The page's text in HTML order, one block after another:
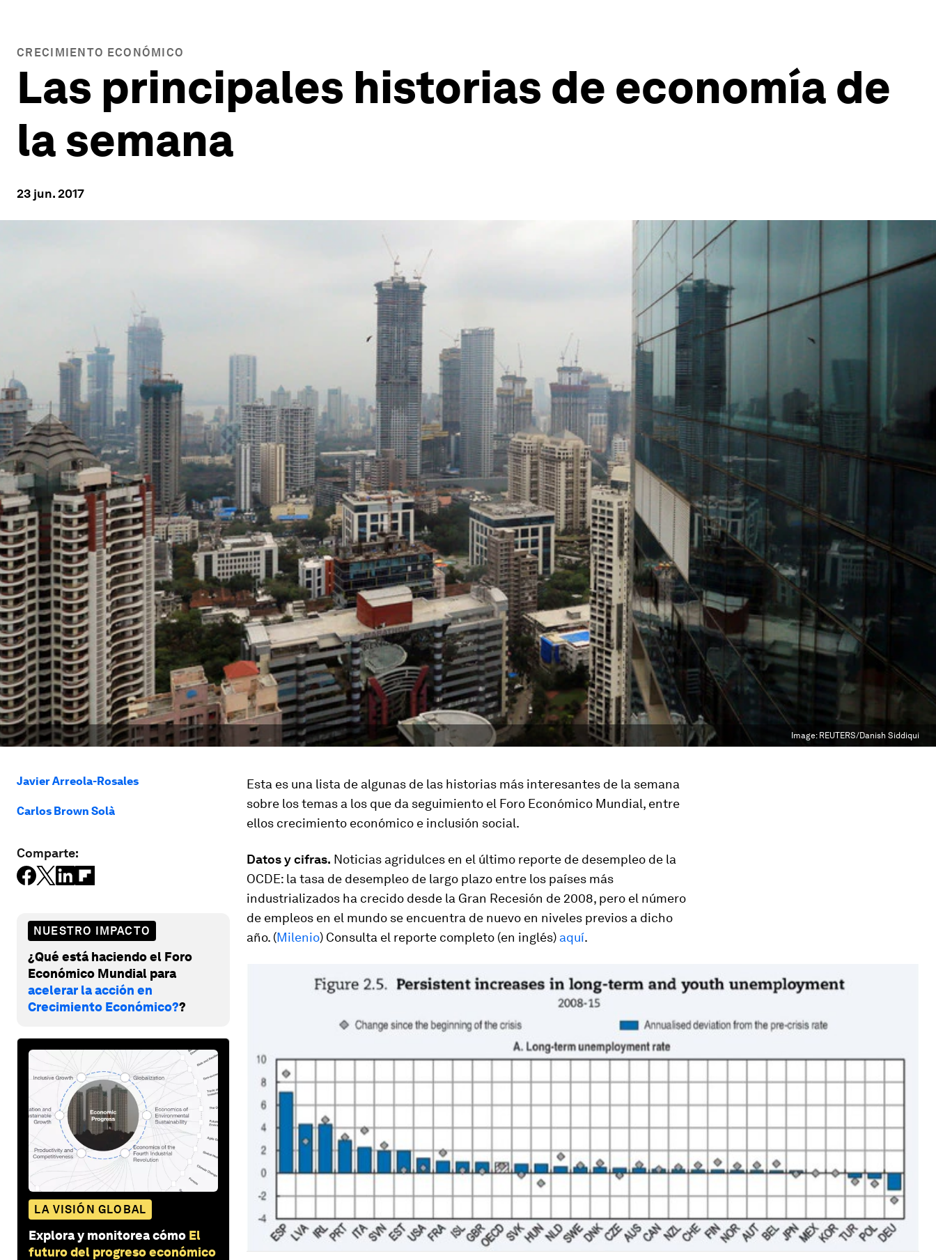
CRECIMIENTO ECONÓMICO
Las principales historias de economía de
la semana
23 jun. 2017
Image: REUTERS/Danish Siddiqui
Javier Arreola-Rosales
Carlos Brown Solà
Comparte:
NUESTRO IMPACTO
¿Qué está haciendo el Foro
Económico Mundial para
acelerar la acción en
Crecimiento Económico??
LA VISIÓN GLOBAL
Explora y monitorea cómo El
futuro del progreso económico
Esta es una lista de algunas de las historias más interesantes de la semana
sobre los temas a los que da seguimiento el Foro Económico Mundial, entre
ellos crecimiento económico e inclusión social.
Datos y cifras. Noticias agridulces en el último reporte de desempleo de la
OCDE: la tasa de desempleo de largo plazo entre los países más
industrializados ha crecido desde la Gran Recesión de 2008, pero el número
de empleos en el mundo se encuentra de nuevo en niveles previos a dicho
año. (Milenio) Consulta el reporte completo (en inglés) aquí.